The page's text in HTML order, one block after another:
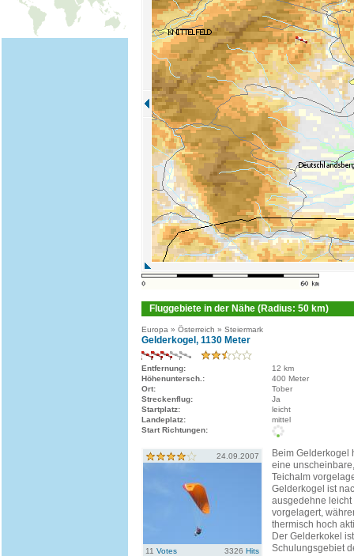
Fluggebiete in der Nähe (Radius: 50 km)
Europa » Österreich » Steiermark
Gelderkogel, 1130 Meter
Entfernung:
12 km
Höhenuntersch.:
400 Meter
Ort:
Tober
Streckenflug:
Ja
Startplatz:
leicht
Landeplatz:
mittel
Start Richtungen:
24.09.2007
11 Votes 3326 Hits
Beim Gelderkogel
eine
Teichalm
Gelderkogel ist
ausgedehne
vorgelagert,
thermisch hoch
Der Gelderkokel
Schulungsgebiet